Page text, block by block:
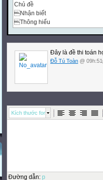
Chủ đề
Nhận biết
Thông hiểu

Cấp độ thấp
Cấp độ cao


TL
Đây là đề thi toán
Đỗ Tú Toàn @
Kích thước font
Đường dẫn: p